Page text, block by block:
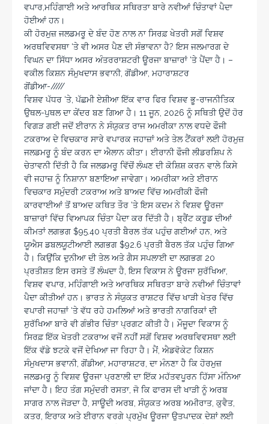
ਵਪਾਰ,ਮਹਿੰਗਾਈ ਅਤੇ ਆਰਥਿਕ ਸਥਿਰਤਾ ਬਾਰੇ ਨਵੀਆਂ ਚਿੰਤਾਵਾਂ ਪੈਦਾ
ਹੋਈਆਂ ਹਨ।
ਕੀ ਹੋਰਮੁਜ਼ ਜਲਡਮਰੂ ਦੇ ਬੰਦ ਹੋਣ ਨਾਲ ਨਾ ਸਿਰਫ਼ ਖੇਤਰੀ ਸਗੋਂ ਵਿਸ਼ਵ
ਅਰਥਵਿਵਸਥਾ ‘ਤੇ ਵੀ ਅਸਰ ਪੈਣ ਦੀ ਸੰਭਾਵਨਾ ਹੈ? ਇਸ ਜਲਮਾਰਗ ਦੇ
ਵਿਘਨ ਦਾ ਸਿੱਧਾ ਅਸਰ ਅੰਤਰਰਾਸ਼ਟਰੀ ਊਰਜਾ ਬਾਜ਼ਾਰਾਂ ‘ਤੇ ਪੈਂਦਾ ਹੈ। –
ਵਕੀਲ ਕਿਸ਼ਨ ਸੰਮੁਖਦਾਸ ਭਵਾਨੀ, ਗੋਂਡੀਆ, ਮਹਾਰਾਸ਼ਟਰ
ਗੋਂਡੀਆ-/////
ਵਿਸ਼ਵ ਪੱਧਰ ‘ਤੇ, ਪੱਛਮੀ ਏਸ਼ੀਆ ਇੱਕ ਵਾਰ ਫਿਰ ਵਿਸ਼ਵ ਭੂ-ਰਾਜਨੀਤਿਕ
ਉਥਲ-ਪੁਥਲ ਦਾ ਕੇਂਦਰ ਬਣ ਗਿਆ ਹੈ। 11 ਜੂਨ, 2026 ਨੂੰ ਸਥਿਤੀ ਉਦੋਂ ਹੋਰ
ਵਿਗੜ ਗਈ ਜਦੋਂ ਈਰਾਨ ਨੇ ਸੰਯੁਕਤ ਰਾਜ ਅਮਰੀਕਾ ਨਾਲ ਵਧਦੇ ਫੌਜੀ
ਟਕਰਾਅ ਦੇ ਵਿਚਕਾਰ ਸਾਰੇ ਵਪਾਰਕ ਜਹਾਜ਼ਾਂ ਅਤੇ ਤੇਲ ਟੈਂਕਰਾਂ ਲਈ ਹੋਰਮੁਜ਼
ਜਲਡਮਰੂ ਨੂੰ ਬੰਦ ਕਰਨ ਦਾ ਐਲਾਨ ਕੀਤਾ। ਈਰਾਨੀ ਫੌਜੀ ਲੀਡਰਸ਼ਿਪ ਨੇ
ਚੇਤਾਵਨੀ ਦਿੱਤੀ ਹੈ ਕਿ ਜਲਡਮਰੂ ਵਿੱਚੋਂ ਲੰਘਣ ਦੀ ਕੋਸ਼ਿਸ਼ ਕਰਨ ਵਾਲੇ ਕਿਸੇ
ਵੀ ਜਹਾਜ਼ ਨੂੰ ਨਿਸ਼ਾਨਾ ਬਣਾਇਆ ਜਾਵੇਗਾ। ਅਮਰੀਕਾ ਅਤੇ ਈਰਾਨ
ਵਿਚਕਾਰ ਸਮੁੰਦਰੀ ਟਕਰਾਅ ਅਤੇ ਬਾਅਦ ਵਿੱਚ ਅਮਰੀਕੀ ਫੌਜੀ
ਕਾਰਵਾਈਆਂ ਤੋਂ ਬਾਅਦ ਕਥਿਤ ਤੌਰ ‘ਤੇ ਇਸ ਕਦਮ ਨੇ ਵਿਸ਼ਵ ਊਰਜਾ
ਬਾਜ਼ਾਰਾਂ ਵਿੱਚ ਵਿਆਪਕ ਚਿੰਤਾ ਪੈਦਾ ਕਰ ਦਿੱਤੀ ਹੈ। ਬ੍ਰੈਂਟ ਕਰੂਡ ਦੀਆਂ
ਕੀਮਤਾਂ ਲਗਭਗ $95.40 ਪ੍ਰਤੀ ਬੈਰਲ ਤੱਕ ਪਹੁੰਚ ਗਈਆਂ ਹਨ, ਅਤੇ
ਯੂਐਸ ਡਬਲਯੂਟੀਆਈ ਲਗਭਗ $92.6 ਪ੍ਰਤੀ ਬੈਰਲ ਤੱਕ ਪਹੁੰਚ ਗਿਆ
ਹੈ। ਕਿਉਂਕਿ ਦੁਨੀਆ ਦੀ ਤੇਲ ਅਤੇ ਗੈਸ ਸਪਲਾਈ ਦਾ ਲਗਭਗ 20
ਪ੍ਰਤੀਸ਼ਤ ਇਸ ਰਸਤੇ ਤੋਂ ਲੰਘਦਾ ਹੈ, ਇਸ ਵਿਕਾਸ ਨੇ ਊਰਜਾ ਸੁਰੱਖਿਆ,
ਵਿਸ਼ਵ ਵਪਾਰ, ਮਹਿੰਗਾਈ ਅਤੇ ਆਰਥਿਕ ਸਥਿਰਤਾ ਬਾਰੇ ਨਵੀਆਂ ਚਿੰਤਾਵਾਂ
ਪੈਦਾ ਕੀਤੀਆਂ ਹਨ। ਭਾਰਤ ਨੇ ਸੰਯੁਕਤ ਰਾਸ਼ਟਰ ਵਿੱਚ ਖਾੜੀ ਖੇਤਰ ਵਿੱਚ
ਵਪਾਰੀ ਜਹਾਜ਼ਾਂ ‘ਤੇ ਵੱਧ ਰਹੇ ਹਮਲਿਆਂ ਅਤੇ ਭਾਰਤੀ ਨਾਗਰਿਕਾਂ ਦੀ
ਸੁਰੱਖਿਆ ਬਾਰੇ ਵੀ ਗੰਭੀਰ ਚਿੰਤਾ ਪ੍ਰਗਟ ਕੀਤੀ ਹੈ। ਮੌਜੂਦਾ ਵਿਕਾਸ ਨੂੰ
ਸਿਰਫ਼ ਇੱਕ ਖੇਤਰੀ ਟਕਰਾਅ ਵਜੋਂ ਨਹੀਂ ਸਗੋਂ ਵਿਸ਼ਵ ਅਰਥਵਿਵਸਥਾ ਲਈ
ਇੱਕ ਵੱਡੇ ਝਟਕੇ ਵਜੋਂ ਦੇਖਿਆ ਜਾ ਰਿਹਾ ਹੈ। ਮੈਂ, ਐਡਵੋਕੇਟ ਕਿਸ਼ਨ
ਸੰਮੁਖਦਾਸ ਭਵਾਨੀ, ਗੋਂਡੀਆ, ਮਹਾਰਾਸ਼ਟਰ, ਦਾ ਮੰਨਣਾ ਹੈ ਕਿ ਹੋਰਮੁਜ਼
ਜਲਡਮਰੂ ਨੂੰ ਵਿਸ਼ਵ ਊਰਜਾ ਪ੍ਰਣਾਲੀ ਦਾ ਇੱਕ ਮਹੱਤਵਪੂਰਨ ਹਿੱਸਾ ਮੰਨਿਆ
ਜਾਂਦਾ ਹੈ। ਇਹ ਤੰਗ ਸਮੁੰਦਰੀ ਰਸਤਾ, ਜੋ ਕਿ ਫਾਰਸ ਦੀ ਖਾੜੀ ਨੂੰ ਅਰਬ
ਸਾਗਰ ਨਾਲ ਜੋੜਦਾ ਹੈ, ਸਾਊਦੀ ਅਰਬ, ਸੰਯੁਕਤ ਅਰਬ ਅਮੀਰਾਤ, ਕੁਵੈਤ,
ਕਤਰ, ਇਰਾਕ ਅਤੇ ਈਰਾਨ ਵਰਗੇ ਪ੍ਰਮੁੱਖ ਊਰਜਾ ਉਤਪਾਦਕ ਦੇਸ਼ਾਂ ਲਈ